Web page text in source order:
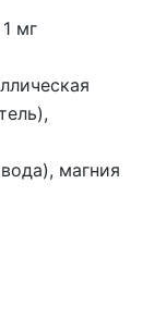
1 мг
магния